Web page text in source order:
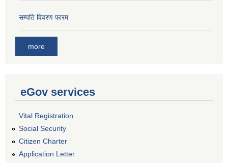
सम्पति विवरण फारम
more
eGov services
Vital Registration
Social Security
Citizen Charter
Application Letter